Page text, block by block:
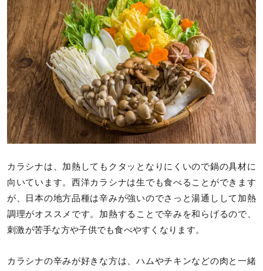
カラシナは、加熱してもクタッとなりにくいので鍋の具材に
向いています。西洋カラシナは生でも食べることができます
が、日本の地方品種は辛みが強いのでさっと湯通しして加熱
調理がオススメです。加熱することで辛みを和らげるので、
刺激が苦手な方や子供でも食べやすくなります。
カラシナの辛みが好きな方は、ハムやチキンなどの肉と一緒